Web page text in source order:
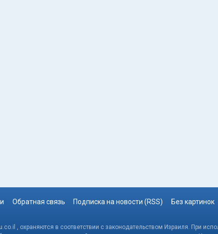
Обратная связь Подписка на новости (RSS) Без картинок
, охраняются в соответствии с законодательством Израиля. При